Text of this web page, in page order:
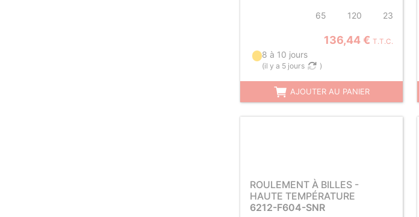
65 120 23
136,44 € T.T.C.
8 à 10 jours
(il y a 5 jours )
AJOUTER AU PANIER
ROULEMENT À BILLES -
HAUTE TEMPÉRATURE
6212-F604-SNR